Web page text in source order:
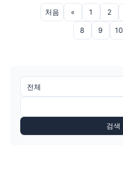
처음 « 1 2
8 9 10
검색